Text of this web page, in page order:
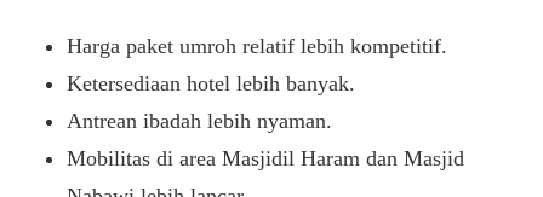
Harga paket umroh relatif lebih kompetitif.
Ketersediaan hotel lebih banyak.
Antrean ibadah lebih nyaman.
Mobilitas di area Masjidil Haram dan Masjid